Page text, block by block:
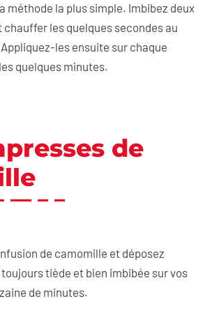
méthode la plus simple. Imbibez deux
chauffer les quelques secondes au
les ensuite sur chaque
quelques minutes.
de
de camomille et déposez
tiède et bien imbibée sur vos
de minutes.